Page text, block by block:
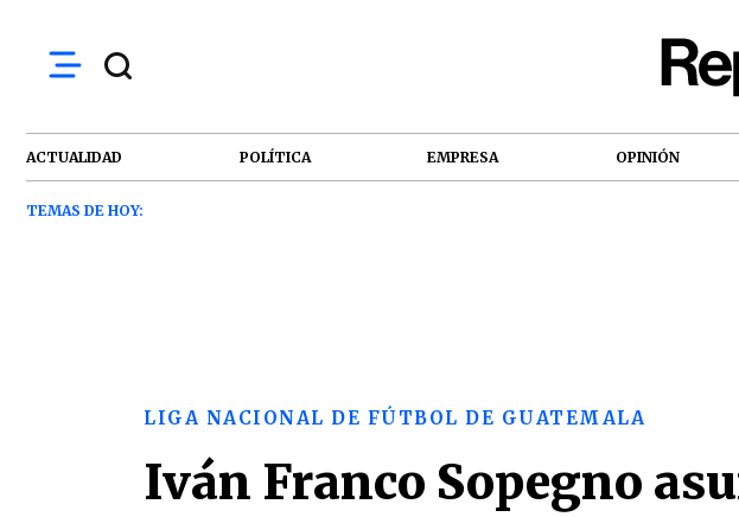
ACTUALIDAD POLÍTICA EMPRESA OPINIÓN
TEMAS DE HOY:
LIGA NACIONAL DE FÚTBOL DE GUATEMALA
Iván Franco Sopegno